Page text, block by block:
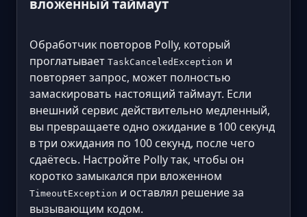
вложенный таймаут
Обработчик повторов Polly, который
проглатывает TaskCanceledException и
повторяет запрос, может полностью
замаскировать настоящий таймаут. Если
внешний сервис действительно медленный,
вы превращаете одно ожидание в 100 секунд
в три ожидания по 100 секунд, после чего
сдаётесь. Настройте Polly так, чтобы он
коротко замыкался при вложенном
TimeoutException и оставлял решение за
вызывающим кодом.